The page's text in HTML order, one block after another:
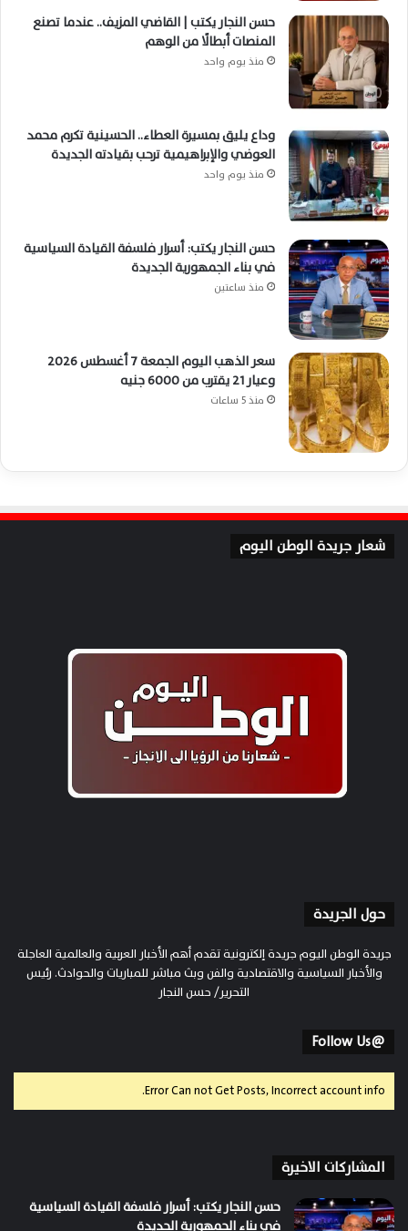
حسن النجار يكتب | القاضي المزيف.. عندما تصنع
المنصات أبطالًا من الوهم
منذ يوم واحد
وداع يليق بمسيرة العطاء.. الحسينية تكرم محمد
العوضي والإبراهيمية ترحب بقيادته الجديدة
منذ يوم واحد
حسن النجار يكتب: أسرار فلسفة القيادة السياسية
في بناء الجمهورية الجديدة
منذ ساعتين
سعر الذهب اليوم الجمعة 7 أغسطس 2026
وعيار 21 يقترب من 6000 جنيه
منذ 5 ساعات
شعار جريدة الوطن اليوم
حول الجريدة
جريدة الوطن اليوم جريدة إلكترونية تقدم أهم الأخبار العربية والعالمية العاجلة
والأخبار السياسية والاقتصادية والفن وبث مباشر للمباريات والحوادث. رئيس
التحرير/ حسن النجار
@Follow Us
Error Can not Get Posts, Incorrect account info.
المشاركات الاخيرة
حسن النجار يكتب: أسرار فلسفة القيادة السياسية
في بناء الجمهورية الجديدة